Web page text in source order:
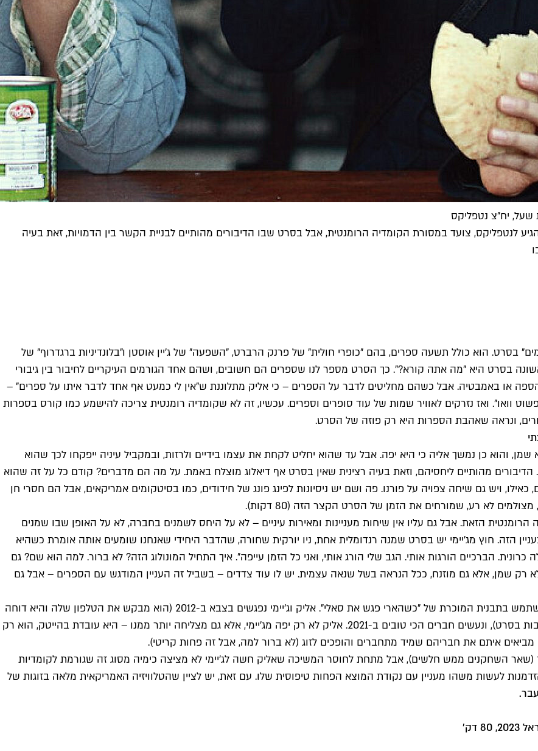
שעל, יח"צ נטפליקס
לנטפליקס, צועד במסורת הקומדיה הרומנטית, אבל בסרט שבו הדיבורים מהותיים לבניית הקשר בין הדמויות, זאת בעיה
בסרט. הוא כולל תשעה ספרים, בהם "כופרי חולית" של פרנק הרברט, "השפעה" של ג'יין אוסטן ו"בלונדיניות ברגדרוף" של
בסרט היא "מה אתה קורא?". כך הסרט מספר לנו שספרים הם חשובים, ושהם אחד הגורמים העיקריים לחיבור בין גיבורי
או באמבטיה. אבל כשהם מחליטים לדבר על הספרים – כי אליק מתלוננת ש"אין לי כמעט אף אחד לדבר איתו על ספרים" –
וואו". ואז נזרקים לאוויר שמות של עוד סופרים וספרים. עכשיו, זה לא שקומדיה רומנטית צריכה להישמע כמו קורס בספרות
ונראה שאהבת הספרות היא רק פוזה של הסרט.
והוא כן נמשך אליה כי היא יפה. אבל עד שהוא יחליט לקחת את עצמו בידיים ולרזות, ובמקביל עיניה ייפקחו לכך שהוא
מהותיים ליחסיהם, וזאת בעיה רצינית שאין בסרט אף דיאלוג מוצלח באמת. על מה הם מדברים? קודם כל על זה שהוא
ויש גם שיחה צפויה על פורנו. פה ושם יש ניסיונות לפינג פונג של חידודים, כמו בסיטקומים אמריקאים, אבל הם חסרי חן
לא רע, שמורחים את הזמן של הסרט הקצר הזה (80 דקות).
הזאת. אבל גם עליו אין שיחות מעניינות ומאירות עיניים – לא על היחס לשמנים בחברה, לא על האופן שבו שמנים
הזה. חוץ מג'יימי יש בסרט שמנה רנדומלית אחת, ניו יורקית שחורה, שהדבר היחידי שאנחנו שומעים אותה אומרת כשהיא
הברכיים הורגות אותי. הגב שלי הורג אותי, ואני כל הזמן עייפה". איך התחיל המונולוג הזה? לא ברור. למה הוא שם? גם
לא רק שמן, אלא גם מוזנח, ככל הנראה בשל שנאה עצמית. יש לו עוד צדדים – בשביל זה העניין המודגש עם הספרים – אבל גם
סרטם של ליאת אלקיים וגודיס שניידר מתגדר כקומדיה רומנטית, ומשתמש בתבנית המוכרת של "כשהארי פגש את סאלי". אליק וג'יימי נפגשים בצבא ב-2012 (הוא מבקש את הטלפון שלה והיא דוחה
אותו), נתקלים שוב זה בזו ברחוב ב-2017 (באחת הסצנות היותר טובות בסרט), ונעשים חברים הכי טובים ב-2021. אליק לא רק יפה מג'יימי, אלא גם מצליחה יותר ממנו – היא עובדת בהייטק, הוא רק
איתם את חבריהם שמיד מתחברים והופכים לזוג (לא ברור למה, אבל זה פחות קריטי).
(שאר השחקנים ממש חלשים), אבל מתחת לחוסר המשיכה שאליק חשה לג'יימי לא מציצה כימיה מסוג זה שגורמת לקומדיות
לעשות משהו מעניין עם נקודת המוצא הפחות טיפוסית שלו. עם זאת, יש לציין שהטלוויזיה האמריקאית מלאה בזוגות של
דק'